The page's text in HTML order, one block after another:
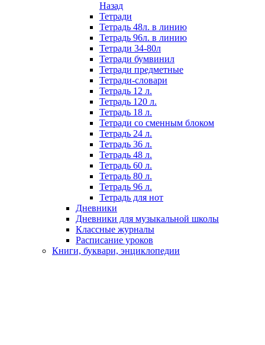
Назад
Тетради
Тетрадь 48л. в линию
Тетрадь 96л. в линию
Тетради 34-80л
Тетради бумвинил
Тетради предметные
Тетради-словари
Тетрадь 12 л.
Тетрадь 120 л.
Тетрадь 18 л.
Тетради со сменным блоком
Тетрадь 24 л.
Тетрадь 36 л.
Тетрадь 48 л.
Тетрадь 60 л.
Тетрадь 80 л.
Тетрадь 96 л.
Тетрадь для нот
Дневники
Дневники для музыкальной школы
Классные журналы
Расписание уроков
Книги, буквари, энциклопедии